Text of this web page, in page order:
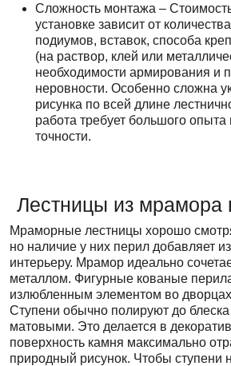
Сложность монтажа –
установке зависит от
подиумов, вставок, способа
(на раствор, клей или
необходимости армирования и
неровности. Особенно сложна
рисунка по всей длине
работа требует большого
точности.
Лестницы из мрамора
Мраморные лестницы хорошо
но наличие у них перил добавляет
интерьеру. Мрамор идеально
металлом. Фигурные кованые
излюбленным элементом во
Ступени обычно полируют до
матовыми. Это делается в
поверхность камня максимально
природный рисунок. Чтобы ступени